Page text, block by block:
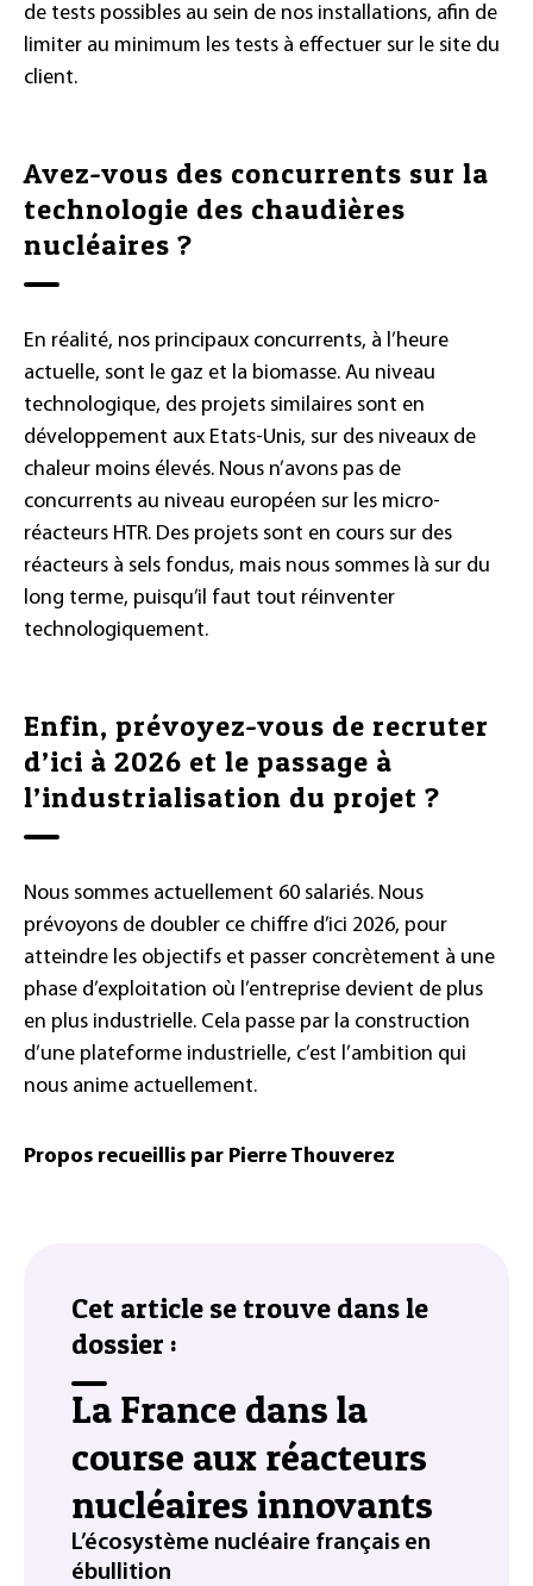
de tests possibles au sein de nos installations, afin de
limiter au minimum les tests à effectuer sur le site du
client.
Avez-vous des concurrents sur la
technologie des chaudières
nucléaires ?
En réalité, nos principaux concurrents, à l’heure
actuelle, sont le gaz et la biomasse. Au niveau
technologique, des projets similaires sont en
développement aux Etats-Unis, sur des niveaux de
chaleur moins élevés. Nous n’avons pas de
concurrents au niveau européen sur les micro-
réacteurs HTR. Des projets sont en cours sur des
réacteurs à sels fondus, mais nous sommes là sur du
long terme, puisqu’il faut tout réinventer
technologiquement.
Enfin, prévoyez-vous de recruter
d’ici à 2026 et le passage à
l’industrialisation du projet ?
Nous sommes actuellement 60 salariés. Nous
prévoyons de doubler ce chiffre d’ici 2026, pour
atteindre les objectifs et passer concrètement à une
phase d’exploitation où l’entreprise devient de plus
en plus industrielle. Cela passe par la construction
d’une plateforme industrielle, c’est l’ambition qui
nous anime actuellement.
Propos recueillis par Pierre Thouverez
Cet article se trouve dans le
dossier :
La France dans la
course aux réacteurs
nucléaires innovants
L’écosystème nucléaire français en
ébullition